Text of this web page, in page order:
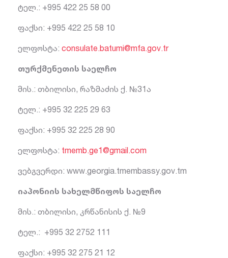
ტელ.: +995 422 25 58 00
ფაქსი: +995 422 25 58 10
ელფოსტა: consulate.batumi@mfa.gov.tr
თურქმენეთის საელჩო
მის.: თბილისი, რაზმაძის ქ. №31ა
ტელ.: +995 32 225 29 63
ფაქსი: +995 32 225 28 90
ელფოსტა: tmemb.ge1@gmail.com
ვებგვერდი: www.georgia.tmembassy.gov.tm
იაპონიის სახელმწიფოს საელჩო
მის.: თბილისი, კრწანისის ქ. №9
ტელ.: +995 32 2752 111
ფაქსი: +995 32 275 21 12